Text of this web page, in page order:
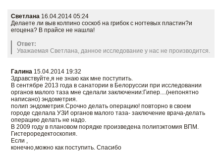
Светлана 16.04.2014 05:24
Делаете ли выв колпино соскоб на грибок с ногтевых пластин?и
егоцена? В прайсе не нашла!
Ответ:
Уважаемая Светлана, данное исследование у нас не производится.
Галина 15.04.2014 19:32
Здравствуйте,я не знаю как мне поступить.
В сентябре 2013 года в санатории в Белоруссии при исследовании
органов малого таза мне сделали заключении:Гипер....(непонятно
написано) эндометрия.
полип эндометрия.Срочно делать операцию! повторно в своем
городе сделала УЗИ органов малого таза- заключение врача-делать
операцию делать не надо.
В 2009 году в плановом порядке произведена полипэктомия ВПМ.
Гистероредектоскопия.
Если ,
конечно,можно как поступить. Спасибо